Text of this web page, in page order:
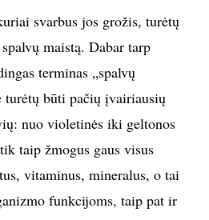
gali valgyti ką nori, bet turi
bei genetiką, lemiančią
liekną figūrą, Tokie atvejai
moterų pajaučia, kad jei
sausėja, jei maitinasi
odos bėrimai ir t.t.
veikia mūsų grožį?